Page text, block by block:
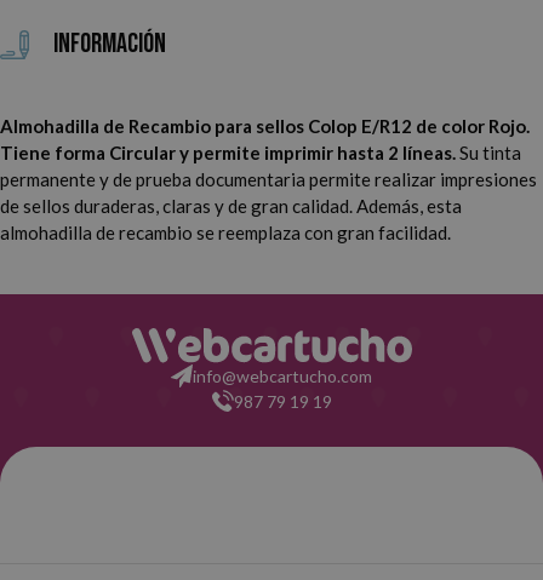
Información
Almohadilla de Recambio para sellos Colop E/R12 de color Rojo.
Tiene forma Circular y permite imprimir hasta 2 líneas.Su tinta
permanente y de prueba documentaria permite realizar impresiones
de sellos duraderas, claras y de gran calidad. Además, esta
almohadilla de recambio se reemplaza con gran facilidad.
info@webcartucho.com
987 79 19 19